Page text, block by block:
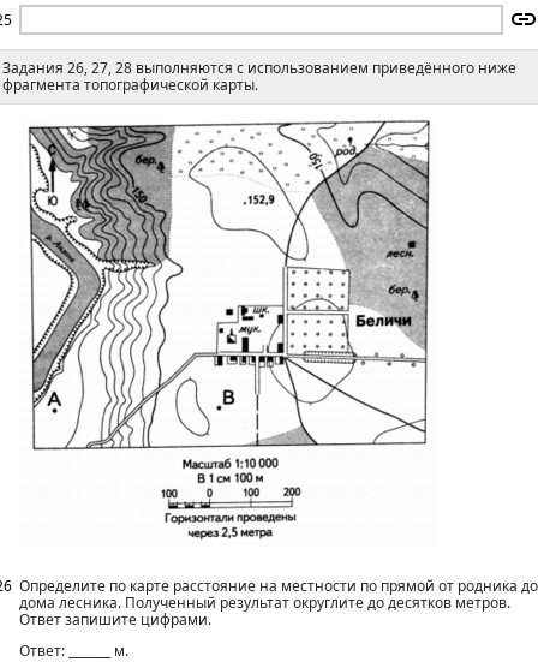
Задания 26, 27, 28 выполняются с использованием приведённого ниже
фрагмента топографической карты.
Определите по карте расстояние на местности по прямой от родника до
дома лесника. Полученный результат округлите до десятков метров.
Ответ запишите цифрами.
Ответ: _______ м.